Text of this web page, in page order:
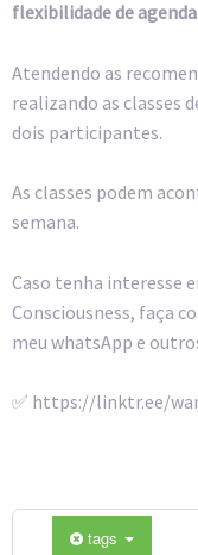
flexibilidade de
Atendendo as
realizando as classes
dois participantes.
As classes podem
semana.
Caso tenha interesse
Consciousness, faça
meu whatsApp e
✅ https://linktr.ee/
tags